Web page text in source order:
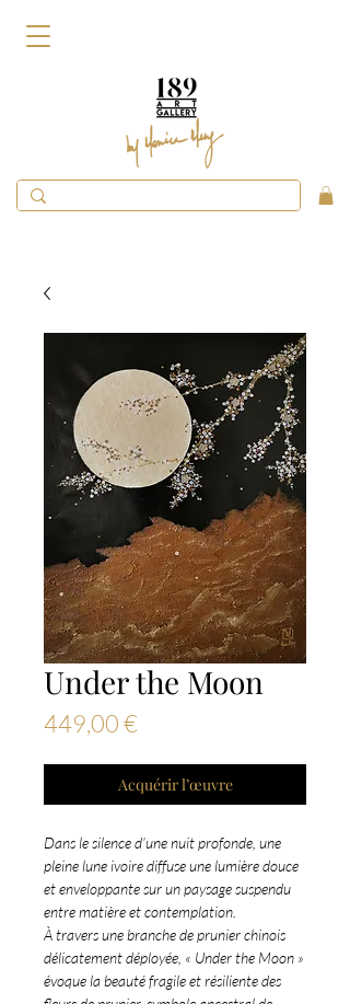
Under the Moon
449,00 €Prix
Acquérir l’œuvre
Dans le silence d’une nuit profonde, une
pleine lune ivoire diffuse une lumière douce
et enveloppante sur un paysage suspendu
entre matière et contemplation.
À travers une branche de prunier chinois
délicatement déployée, « Under the Moon »
évoque la beauté fragile et résiliente des